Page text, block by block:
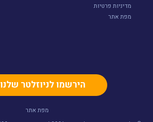
מדיניות פרטיות
מפת אתר
הירשמו לניוזלטר שלנו
מפת אתר